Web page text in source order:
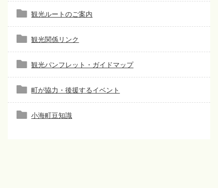
観光ルートのご案内
観光関係リンク
観光パンフレット・ガイドマップ
町が協力・後援するイベント
小海町豆知識